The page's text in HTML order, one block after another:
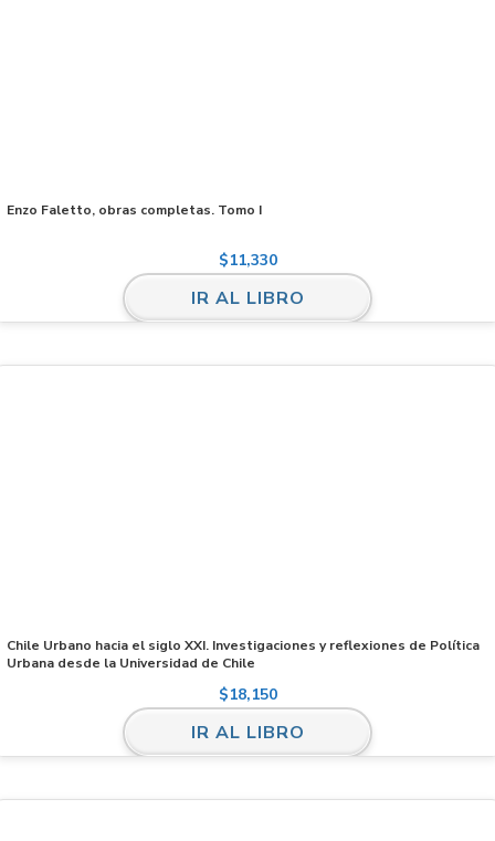
Enzo Faletto, obras completas. Tomo I
$11,330
IR AL LIBRO
Chile Urbano hacia el siglo XXI. Investigaciones y reflexiones de Política
Urbana desde la Universidad de Chile
$18,150
IR AL LIBRO